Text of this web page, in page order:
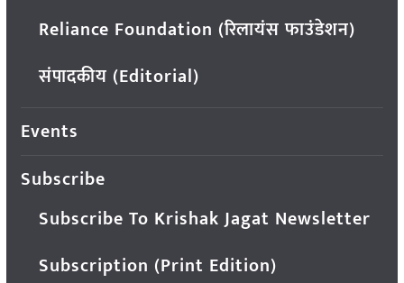
Reliance Foundation (रिलायंस फाउंडेशन)
संपादकीय (Editorial)
Events
Subscribe
Subscribe To Krishak Jagat Newsletter
Subscription (Print Edition)